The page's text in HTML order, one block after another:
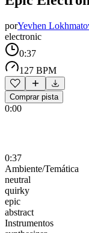
porYevhen
electronic
0:37
127 BPM
Comprar pista
0:00
0:37
Ambiente/Temática
neutral
quirky
epic
abstract
Instrumentos